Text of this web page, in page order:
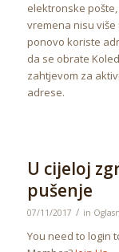
elektronske
vremena nisu više
ponovo koriste
da se obrate
zahtjevom za
adrese.
U cijeloj
pušenje
07/11/2017 / in
You need to login